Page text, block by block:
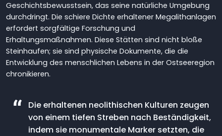
Geschichtsbewusstsein, das seine natürliche Umgebung
durchdringt. Die schiere Dichte erhaltener Megalithanlagen
erfordert sorgfältige Forschung und
Erhaltungsmaßnahmen. Diese Stätten sind nicht bloße
Steinhaufen; sie sind physische Dokumente, die die
Entwicklung des menschlichen Lebens in der Ostseeregion
chronikieren.
Die erhaltenen neolithischen Kulturen zeugen
von einem tiefen Streben nach Beständigkeit,
indem sie monumentale Marker setzten, die